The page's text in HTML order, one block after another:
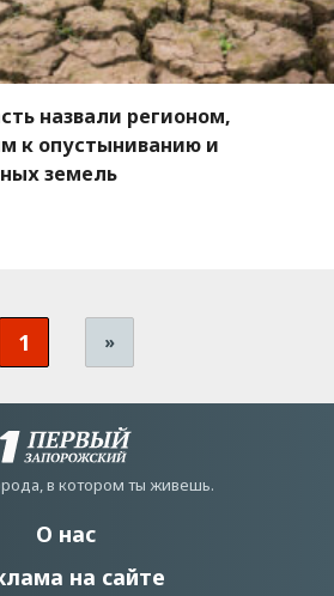
назвали регионом,
к опустыниванию и
земель
1 »
в котором ты живешь.
О нас
на сайте